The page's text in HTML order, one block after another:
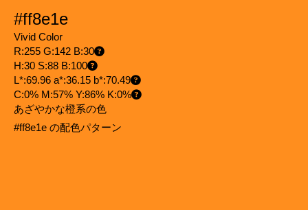
#ff8e1e
Vivid Color
R:255 G:142 B:30
H:30 S:88 B:100
L*:69.96 a*:36.15 b*:70.49
C:0% M:57% Y:86% K:0%
あざやかな橙系の色
#ff8e1e の配色パターン